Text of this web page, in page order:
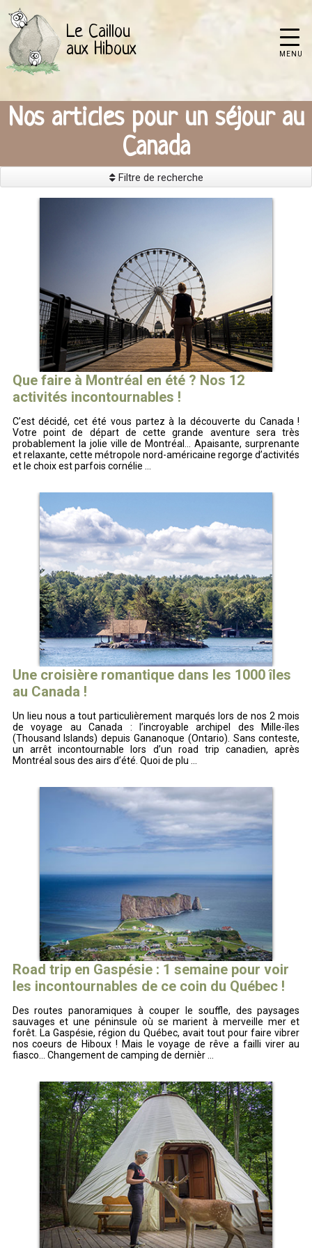
MENU
Le Caillou
aux Hiboux
Nos articles pour un séjour au
Canada
Filtre de recherche
Que faire à Montréal en été ? Nos 12
activités incontournables !
C’est décidé, cet été vous partez à la découverte du Canada !
Votre point de départ de cette grande aventure sera très
probablement la jolie ville de Montréal… Apaisante, surprenante
et relaxante, cette métropole nord-américaine regorge d’activités
et le choix est parfois cornélie ...
Une croisière romantique dans les 1000 îles
au Canada !
Un lieu nous a tout particulièrement marqués lors de nos 2 mois
de voyage au Canada : l’incroyable archipel des Mille-îles
(Thousand Islands) depuis Gananoque (Ontario). Sans conteste,
un arrêt incontournable lors d’un road trip canadien, après
Montréal sous des airs d’été. Quoi de plu ...
Road trip en Gaspésie : 1 semaine pour voir
les incontournables de ce coin du Québec !
Des routes panoramiques à couper le souffle, des paysages
sauvages et une péninsule où se marient à merveille mer et
forêt. La Gaspésie, région du Québec, avait tout pour faire vibrer
nos coeurs de Hiboux ! Mais le voyage de rêve a failli virer au
fiasco... Changement de camping de dernièr ...